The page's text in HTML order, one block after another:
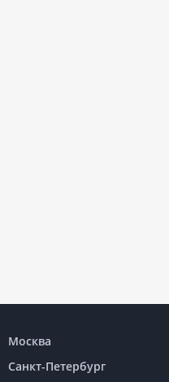
Москва
Санкт-Петербург